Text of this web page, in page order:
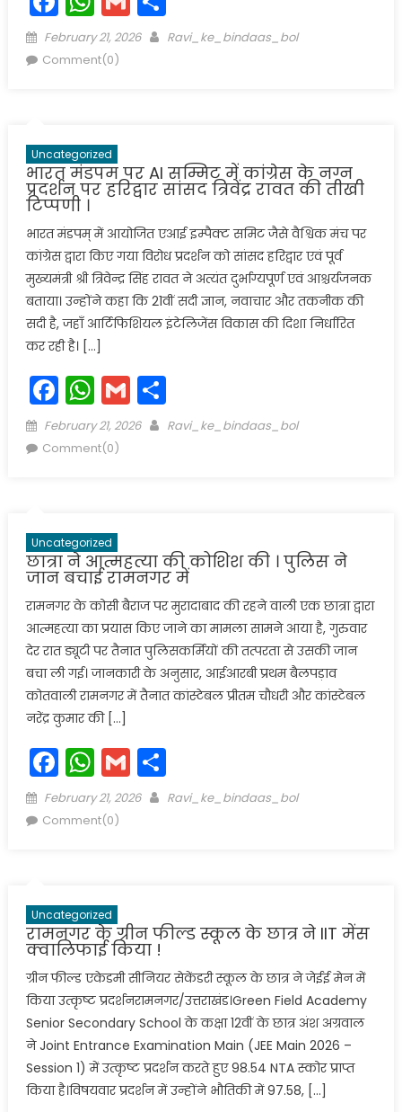
Posted
on
February 21, 2026 Author
Ravi_ke_bindaas_bol
Comment(0)
Uncategorized
भारत मंडपम पर AI सम्मिट में कांग्रेस के नग्न
प्रदर्शन पर हरिद्वार सांसद त्रिवेंद्र रावत की तीखी
टिप्पणी ।
भारत मंडपम् में आयोजित एआई इम्पैक्ट समिट जैसे वैश्विक मंच पर
कांग्रेस द्वारा किए गया विरोध प्रदर्शन को सांसद हरिद्वार एवं पूर्व
मुख्यमंत्री श्री त्रिवेन्द्र सिंह रावत ने अत्यंत दुर्भाग्यपूर्ण एवं आश्चर्यजनक
बताया। उन्होंने कहा कि 21वीं सदी ज्ञान, नवाचार और तकनीक की
सदी है, जहाँ आर्टिफिशियल इंटेलिजेंस विकास की दिशा निर्धारित
कर रही है। […]
Facebook
WhatsApp
GmailShare
Posted
on
February 21, 2026 Author
Ravi_ke_bindaas_bol
Comment(0)
Uncategorized
छात्रा ने आत्महत्या की कोशिश की । पुलिस ने
जान बचाई रामनगर में
रामनगर के कोसी बैराज पर मुरादाबाद की रहने वाली एक छात्रा द्वारा
आत्महत्या का प्रयास किए जाने का मामला सामने आया है, गुरुवार
देर रात ड्यूटी पर तैनात पुलिसकर्मियों की तत्परता से उसकी जान
बचा ली गई। जानकारी के अनुसार, आईआरबी प्रथम बैलपड़ाव
कोतवाली रामनगर में तैनात कांस्टेबल प्रीतम चौधरी और कांस्टेबल
नरेंद्र कुमार की […]
Facebook
WhatsApp
GmailShare
Posted
on
February 21, 2026 Author
Ravi_ke_bindaas_bol
Comment(0)
Uncategorized
रामनगर के ग्रीन फील्ड स्कूल के छात्र ने IIT मेंस
क्वालिफाई किया !
ग्रीन फील्ड एकेडमी सीनियर सेकेंडरी स्कूल के छात्र ने जेईई मेन में
किया उत्कृष्ट प्रदर्शनरामनगर/उत्तराखंड।Green Field Academy
Senior Secondary School के कक्षा 12वीं के छात्र अंश अग्रवाल
ने Joint Entrance Examination Main (JEE Main 2026 –
Session 1) में उत्कृष्ट प्रदर्शन करते हुए 98.54 NTA स्कोर प्राप्त
किया है।विषयवार प्रदर्शन में उन्होंने भौतिकी में 97.58, […]